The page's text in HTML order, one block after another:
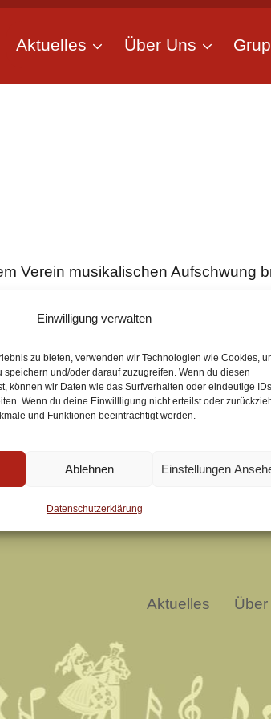
Einwilligung verwalten
zu bieten, verwenden wir Technologien wie Cookies,
speichern und/oder darauf zuzugreifen. Wenn du diesen
können wir Daten wie das Surfverhalten oder eindeutige
Wenn du deine Einwillligung nicht erteilst oder
und Funktionen beeinträchtigt werden.
Ablehnen Einstellungen
Datenschutzerklärung
Aktuelles Über Uns
Verein musikalischen Aufschwung
Aktuelles